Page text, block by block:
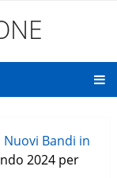
Nuovi Bandi in
2024 per